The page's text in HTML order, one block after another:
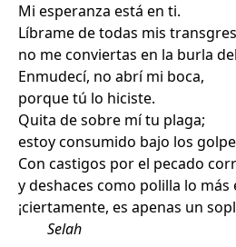
Mi esperanza está en ti.
Líbrame de todas mis
no me conviertas en la burla
Enmudecí, no abrí mi boca,
porque tú lo hiciste.
Quita de sobre mí tu plaga;
estoy consumido bajo los
Con castigos por el pecado
y deshaces como polilla lo más
¡ciertamente, es apenas un
Selah